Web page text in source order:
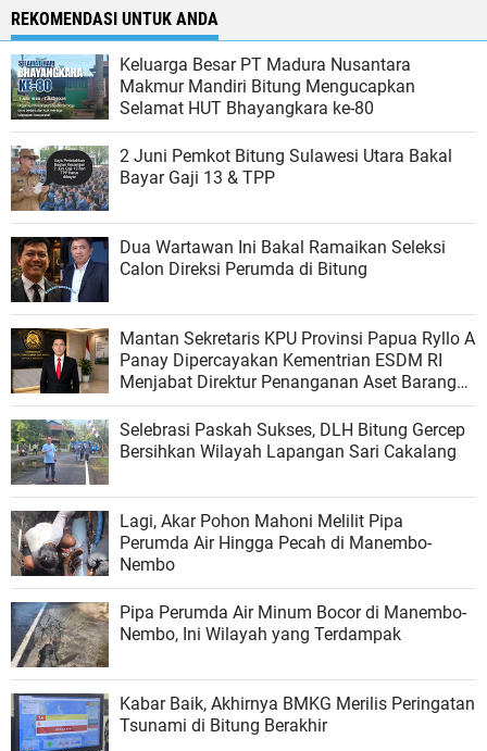
REKOMENDASI UNTUK ANDA
Keluarga Besar PT Madura Nusantara
Makmur Mandiri Bitung Mengucapkan
Selamat HUT Bhayangkara ke-80
2 Juni Pemkot Bitung Sulawesi Utara Bakal
Bayar Gaji 13 & TPP
Dua Wartawan Ini Bakal Ramaikan Seleksi
Calon Direksi Perumda di Bitung
Mantan Sekretaris KPU Provinsi Papua Ryllo A
Panay Dipercayakan Kementrian ESDM RI
Menjabat Direktur Penanganan Aset Barang
Bukti
Selebrasi Paskah Sukses, DLH Bitung Gercep
Bersihkan Wilayah Lapangan Sari Cakalang
Lagi, Akar Pohon Mahoni Melilit Pipa
Perumda Air Hingga Pecah di Manembo-
Nembo
Pipa Perumda Air Minum Bocor di Manembo-
Nembo, Ini Wilayah yang Terdampak
Kabar Baik, Akhirnya BMKG Merilis Peringatan
Tsunami di Bitung Berakhir